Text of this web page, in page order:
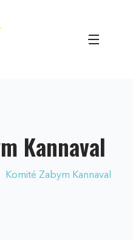
Kannaval
Komité Zabym Kannaval